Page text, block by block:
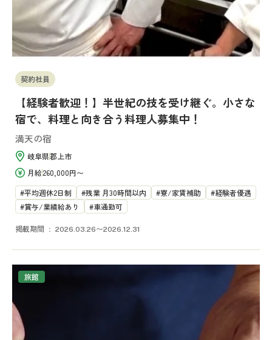
契約社員
【経験者歓迎！】半世紀の技を受け継ぐ。小さな
宿で、料理と向き合う料理人募集中！
満天の宿
岐阜県郡上市
月給260,000円〜
平均週休2日制
残業 月30時間以内 寮/家賃補助
経験者優遇
賞与/業績給あり
車通勤可
掲載期間 2026.03.26〜2026.12.31
旅館